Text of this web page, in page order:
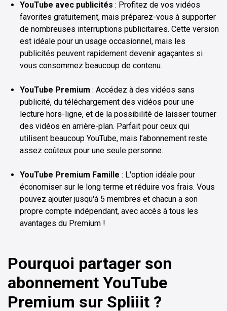
YouTube avec publicités : Profitez de vos vidéos
favorites gratuitement, mais préparez-vous à supporter
de nombreuses interruptions publicitaires. Cette version
est idéale pour un usage occasionnel, mais les
publicités peuvent rapidement devenir agaçantes si
vous consommez beaucoup de contenu.
YouTube Premium : Accédez à des vidéos sans
publicité, du téléchargement des vidéos pour une
lecture hors-ligne, et de la possibilité de laisser tourner
des vidéos en arrière-plan. Parfait pour ceux qui
utilisent beaucoup YouTube, mais l’abonnement reste
assez coûteux pour une seule personne.
YouTube Premium Famille : L'option idéale pour
économiser sur le long terme et réduire vos frais. Vous
pouvez ajouter jusqu'à 5 membres et chacun a son
propre compte indépendant, avec accès à tous les
avantages du Premium !
Pourquoi partager son
abonnement YouTube
Premium sur Spliiit ?